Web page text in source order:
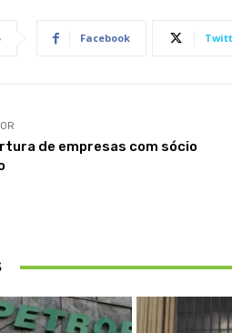
Facebook
de empresas com sócio